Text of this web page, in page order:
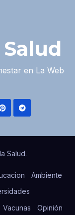
en La Web
Salud.
Ambiente
Vacunas Opinión